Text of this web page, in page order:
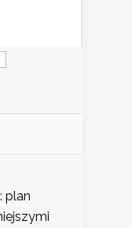
plan